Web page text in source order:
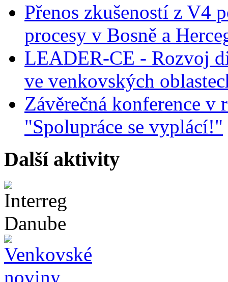
Přenos zkušeností z V4
procesy v Bosně a
LEADER-CE - Rozvoj
ve venkovských
Závěrečná konference v
"Spolupráce se vyplácí!"
Další aktivity